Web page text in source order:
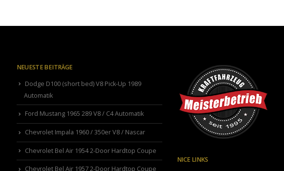
NEUESTE BEITRÄGE
Dodge D100 (short bed) V8 Pick-Up 1989
Automatik
Ford Mustang 1965 289 V8 / C4 Automatik
Chevrolet Impala 1960 / 350er V8 / Nascar
Chevrolet Bel Air 1954 2-Door Hardtop Coupe
Chevrolet Bel Air 1957 2-Door Hardtop Coupe
NICE LINKS